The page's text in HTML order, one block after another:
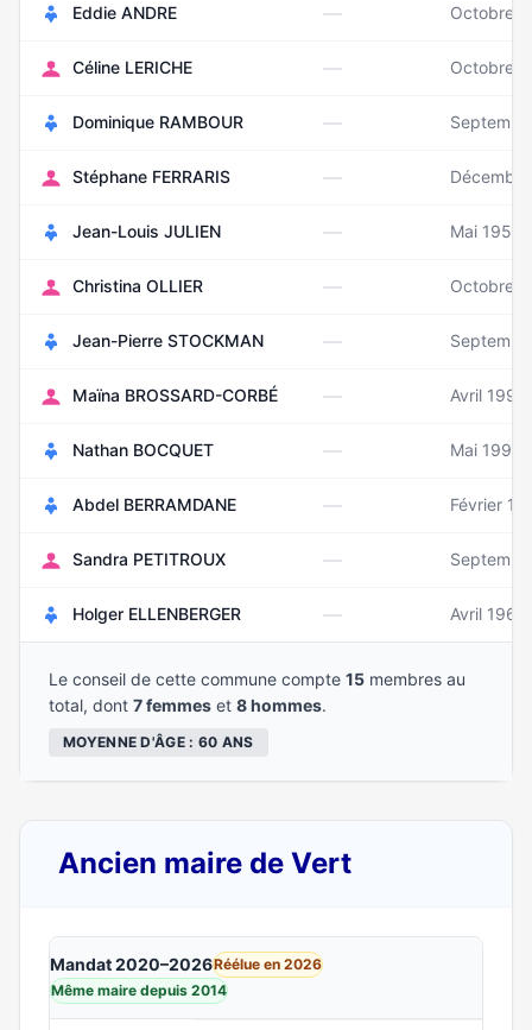
Eddie ANDRE — Octobre
Céline LERICHE — Octobre
Dominique RAMBOUR —
Stéphane FERRARIS —
Jean-Louis JULIEN — Mai 1953
Christina OLLIER — Octobre
Jean-Pierre STOCKMAN —
Maïna BROSSARD-CORBÉ — Avril 1998
Nathan BOCQUET — Mai 1997
Abdel BERRAMDANE — Février
Sandra PETITROUX —
Holger ELLENBERGER — Avril 1966
Le conseil de cette commune compte 15 membres au
total, dont 7 femmes et 8 hommes.
MOYENNE D'ÂGE : 60 ANS
Ancien maire de Vert
Mandat 2020–2026Réélue en 2026
Même maire depuis 2014